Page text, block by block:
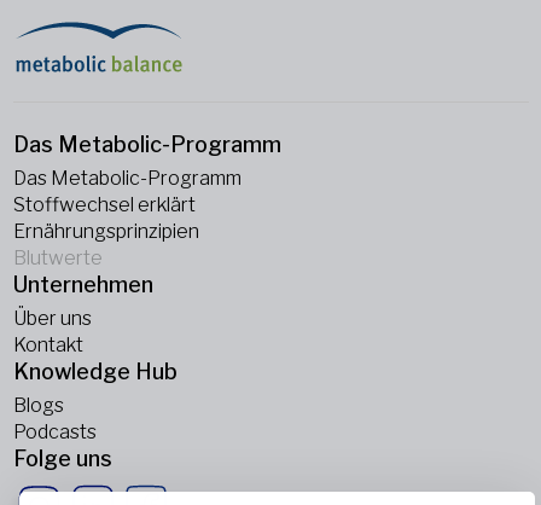
Das Metabolic-Programm
Das Metabolic-Programm
Stoffwechsel erklärt
Ernährungsprinzipien
Blutwerte
Unternehmen
Über uns
Kontakt
Knowledge Hub
Blogs
Podcasts
Folge uns